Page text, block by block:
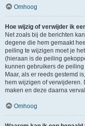
Omhoog
Hoe wijzig of verwijder ik
Net zoals bij de berichten
degene die hem gemaakt
peiling te wijzigen moet je
(hieraan is de peiling
kunnen gebruikers de
Maar, als er reeds gestemd
hem wijzigen of verwijderen.
maken en deze daarna
Omhoog